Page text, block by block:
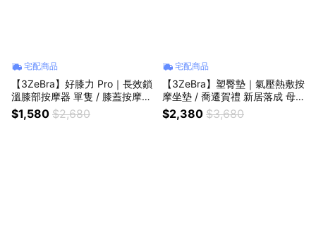
宅配商品
【3ZeBra】好膝力 Pro｜長效鎖
溫膝部按摩器 單隻 / 膝蓋按摩
護膝保養 好友 家人 長輩 生日禮
母親節禮物 父親節禮物
$1,580 $2,680
宅配商品
【3ZeBra】塑臀墊｜氣壓熱敷按
摩坐墊 / 喬遷賀禮 新居落成 母
親節禮物 生日禮物 孝親禮 新年
送理 禮物推薦
$2,380 $3,680